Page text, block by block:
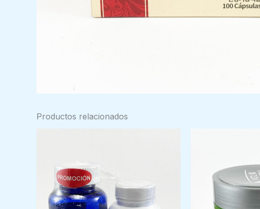
Productos relacionados